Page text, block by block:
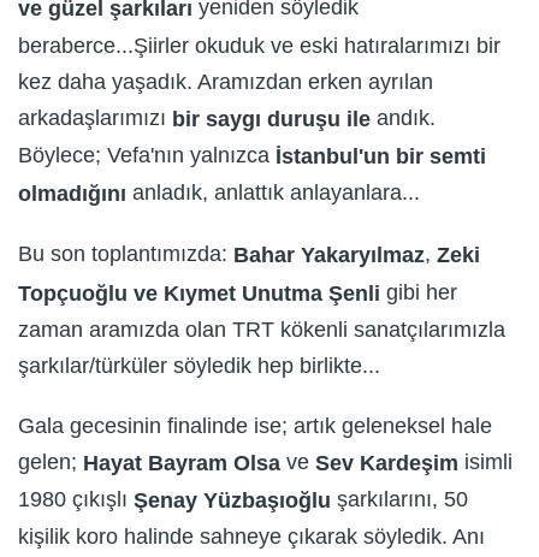
ve güzel şarkıları yeniden söyledik
beraberce...Şiirler okuduk ve eski hatıralarımızı bir
kez daha yaşadık. Aramızdan erken ayrılan
arkadaşlarımızı bir saygı duruşu ile andık.
Böylece; Vefa'nın yalnızca İstanbul'un bir semti
olmadığını anladık, anlattık anlayanlara...
Bu son toplantımızda: Bahar Yakaryılmaz, Zeki
Topçuoğlu ve Kıymet Unutma Şenli gibi her
zaman aramızda olan TRT kökenli sanatçılarımızla
şarkılar/türküler söyledik hep birlikte...
Gala gecesinin finalinde ise; artık geleneksel hale
gelen; Hayat Bayram Olsa ve Sev Kardeşim isimli
1980 çıkışlı Şenay Yüzbaşıoğlu şarkılarını, 50
kişilik koro halinde sahneye çıkarak söyledik. Anı